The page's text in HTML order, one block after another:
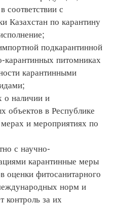
соответствии с
Казахстан по карантину
подкарантинной
питомниках
карантинными
наличии и
объектов в Республике
и мероприятиях по
с научно-
карантинные меры
оценки фитосанитарного
норм и
контроль за их